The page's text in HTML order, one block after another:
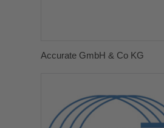
Accurate GmbH & Co KG